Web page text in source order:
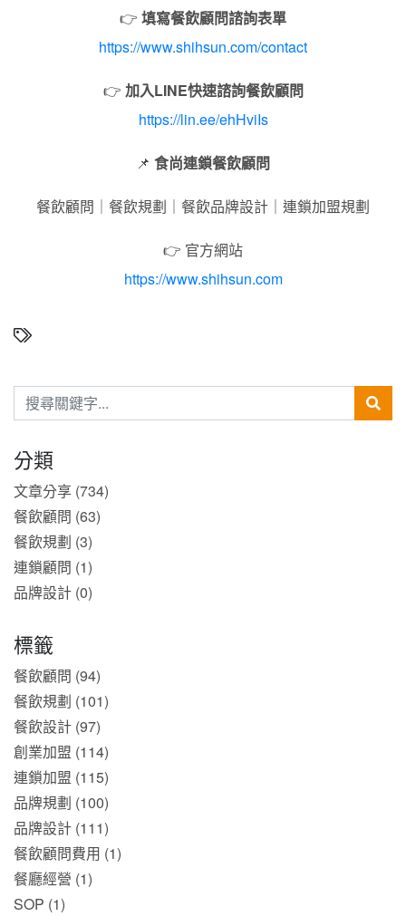
👉 填寫餐飲顧問諮詢表單
https://www.shihsun.com/contact
👉 加入LINE快速諮詢餐飲顧問
https://lin.ee/ehHviIs
📌 食尚連鎖餐飲顧問
餐飲顧問｜餐飲規劃｜餐飲品牌設計｜連鎖加盟規劃
👉 官方網站
https://www.shihsun.com
分類
文章分享 (734)
餐飲顧問 (63)
餐飲規劃 (3)
連鎖顧問 (1)
品牌設計 (0)
標籤
餐飲顧問 (94)
餐飲規劃 (101)
餐飲設計 (97)
創業加盟 (114)
連鎖加盟 (115)
品牌規劃 (100)
品牌設計 (111)
餐飲顧問費用 (1)
餐廳經營 (1)
SOP (1)